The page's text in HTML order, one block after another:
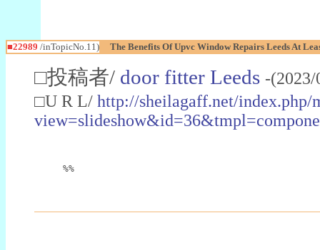
■22989 /inTopicNo.11) The Benefits Of Upvc Window Repairs Leeds At
□投稿者/ door fitter Leeds -
□U R L/ http://sheilagaff.net/index.php/
%%